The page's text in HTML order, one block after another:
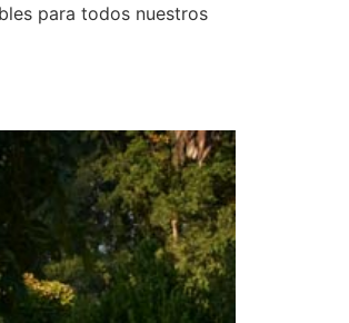
para todos nuestros